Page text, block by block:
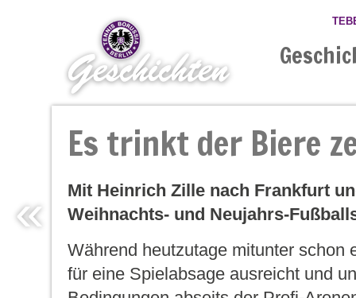
«
Es trinkt der Biere
Mit Heinrich Zille nach Frankfurt
Weihnachts- und Neujahrs-
Während heutzutage mitunter schon
für eine Spielabsage ausreicht und